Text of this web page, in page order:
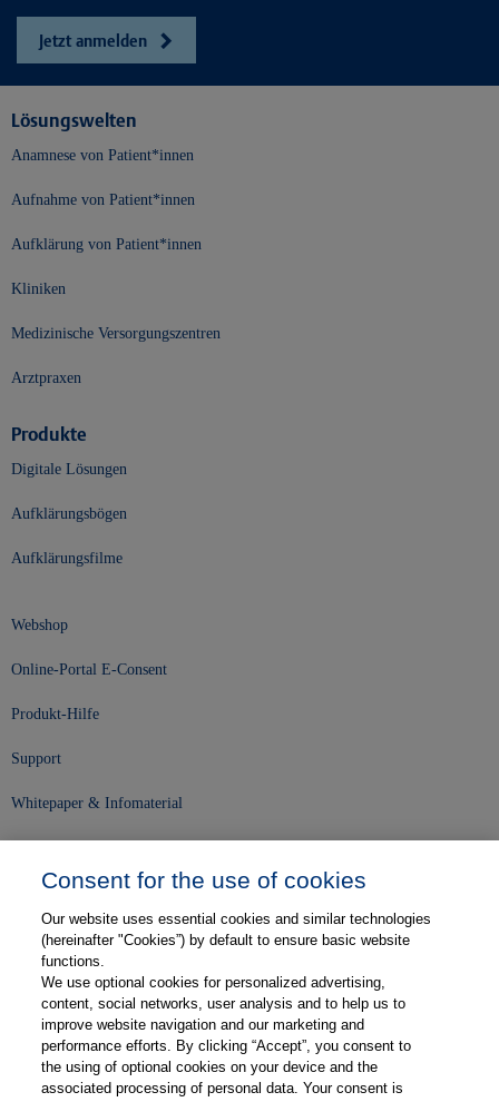
Jetzt anmelden
Lösungswelten
Anamnese von Patient*innen
Aufnahme von Patient*innen
Aufklärung von Patient*innen
Kliniken
Medizinische Versorgungszentren
Arztpraxen
Produkte
Digitale Lösungen
Aufklärungsbögen
Aufklärungsfilme
Webshop
Online-Portal E-Consent
Produkt-Hilfe
Support
Whitepaper & Infomaterial
Karriere
Kontakt
Web-Semniare
Anwenderberichte
Consent for the use of cookies
Our website uses essential cookies and similar technologies
(hereinafter "Cookies”) by default to ensure basic website
functions.
We use optional cookies for personalized advertising,
content, social networks, user analysis and to help us to
improve website navigation and our marketing and
performance efforts. By clicking “Accept”, you consent to
the using of optional cookies on your device and the
associated processing of personal data. Your consent is